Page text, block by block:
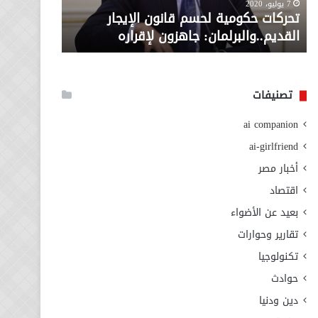
لإقراره
7 يوليو، 2020
تحركات حكومية لحسم قانون الإيجار
القديم..والبرلمان: جاهزون لإقراره
من
وزارة
الاجتماعي
تصنيفات
ai companion
ai-girlfriend
أخبار مصر
اقتصاد
بعيد عن الأضواء
تقارير وحوارات
تكنولوجيا
حوادث
دين ودنيا